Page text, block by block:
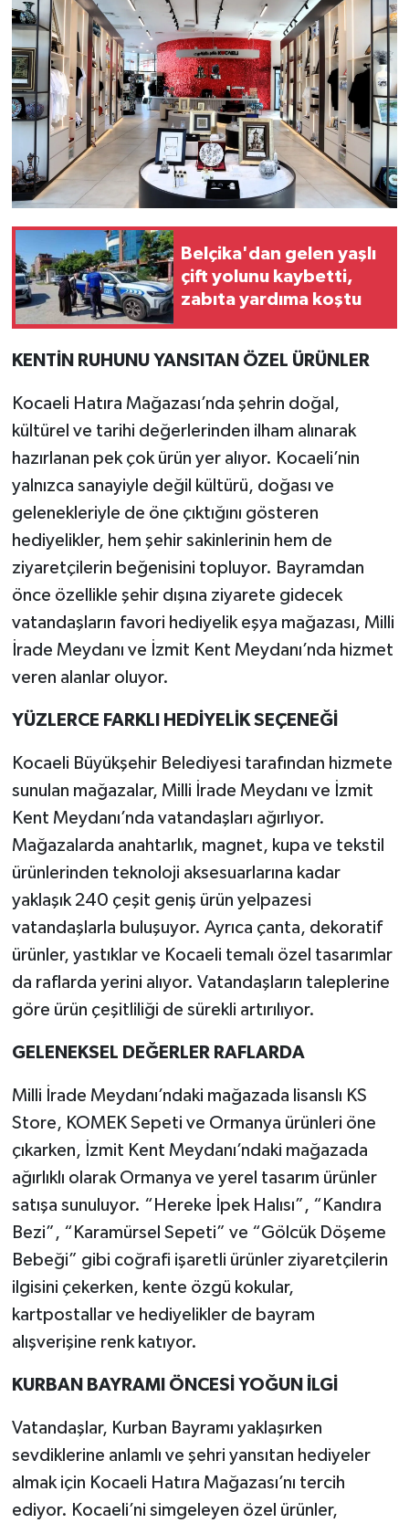
Belçika'dan gelen yaşlı
çift yolunu kaybetti,
zabıta yardıma koştu
KENTİN RUHUNU YANSITAN ÖZEL ÜRÜNLER
Kocaeli Hatıra Mağazası’nda şehrin doğal,
kültürel ve tarihi değerlerinden ilham alınarak
hazırlanan pek çok ürün yer alıyor. Kocaeli’nin
yalnızca sanayiyle değil kültürü, doğası ve
gelenekleriyle de öne çıktığını gösteren
hediyelikler, hem şehir sakinlerinin hem de
ziyaretçilerin beğenisini topluyor. Bayramdan
önce özellikle şehir dışına ziyarete gidecek
vatandaşların favori hediyelik eşya mağazası, Milli
İrade Meydanı ve İzmit Kent Meydanı’nda hizmet
veren alanlar oluyor.
YÜZLERCE FARKLI HEDİYELİK SEÇENEĞİ
Kocaeli Büyükşehir Belediyesi tarafından hizmete
sunulan mağazalar, Milli İrade Meydanı ve İzmit
Kent Meydanı’nda vatandaşları ağırlıyor.
Mağazalarda anahtarlık, magnet, kupa ve tekstil
ürünlerinden teknoloji aksesuarlarına kadar
yaklaşık 240 çeşit geniş ürün yelpazesi
vatandaşlarla buluşuyor. Ayrıca çanta, dekoratif
ürünler, yastıklar ve Kocaeli temalı özel tasarımlar
da raflarda yerini alıyor. Vatandaşların taleplerine
göre ürün çeşitliliği de sürekli artırılıyor.
GELENEKSEL DEĞERLER RAFLARDA
Milli İrade Meydanı’ndaki mağazada lisanslı KS
Store, KOMEK Sepeti ve Ormanya ürünleri öne
çıkarken, İzmit Kent Meydanı’ndaki mağazada
ağırlıklı olarak Ormanya ve yerel tasarım ürünler
satışa sunuluyor. “Hereke İpek Halısı”, “Kandıra
Bezi”, “Karamürsel Sepeti” ve “Gölcük Döşeme
Bebeği” gibi coğrafi işaretli ürünler ziyaretçilerin
ilgisini çekerken, kente özgü kokular,
kartpostallar ve hediyelikler de bayram
alışverişine renk katıyor.
KURBAN BAYRAMI ÖNCESİ YOĞUN İLGİ
Vatandaşlar, Kurban Bayramı yaklaşırken
sevdiklerine anlamlı ve şehri yansıtan hediyeler
almak için Kocaeli Hatıra Mağazası’nı tercih
ediyor. Kocaeli’ni simgeleyen özel ürünler,